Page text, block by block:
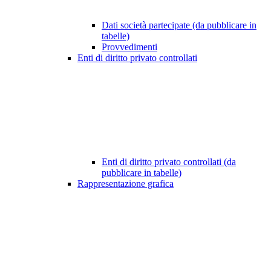
Dati società partecipate (da pubblicare in
tabelle)
Provvedimenti
Enti di diritto privato controllati
Enti di diritto privato controllati (da
pubblicare in tabelle)
Rappresentazione grafica